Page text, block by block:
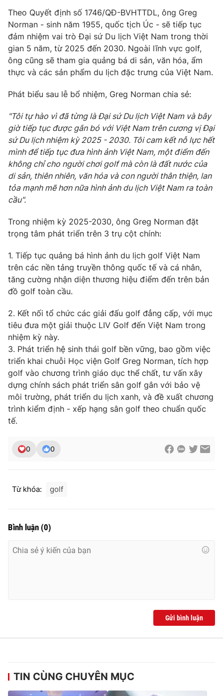
Theo Quyết định số 1746/QĐ-BVHTTDL, ông Greg
Norman - sinh năm 1955, quốc tịch Úc - sẽ tiếp tục
đảm nhiệm vai trò Đại sứ Du lịch Việt Nam trong thời
gian 5 năm, từ 2025 đến 2030. Ngoài lĩnh vực golf,
ông cũng sẽ tham gia quảng bá di sản, văn hóa, ẩm
thực và các sản phẩm du lịch đặc trưng của Việt Nam.
Phát biểu sau lễ bổ nhiệm, Greg Norman chia sẻ:
"Tôi tự hào vì đã từng là Đại sứ Du lịch Việt Nam và bây
giờ tiếp tục được gắn bó với Việt Nam trên cương vị Đại
sứ Du lịch nhiệm kỳ 2025 - 2030. Tôi cam kết nỗ lực hết
mình để tiếp tục đưa hình ảnh Việt Nam, một điểm đến
không chỉ cho người chơi golf mà còn là đất nước của
di sản, thiên nhiên, văn hóa và con người thân thiện, lan
tỏa mạnh mẽ hơn nữa hình ảnh du lịch Việt Nam ra toàn
cầu".
Trong nhiệm kỳ 2025-2030, ông Greg Norman đặt
trọng tâm phát triển trên 3 trụ cột chính:
1. Tiếp tục quảng bá hình ảnh du lịch golf Việt Nam
trên các nền tảng truyền thông quốc tế và cá nhân,
tăng cường nhận diện thương hiệu điểm đến trên bản
đồ golf toàn cầu.
2. Kết nối tổ chức các giải đấu golf đẳng cấp, với mục
tiêu đưa một giải thuộc LIV Golf đến Việt Nam trong
nhiệm kỳ này.
3. Phát triển hệ sinh thái golf bền vững, bao gồm việc
triển khai chuỗi Học viện Golf Greg Norman, tích hợp
golf vào chương trình giáo dục thể chất, tư vấn xây
dựng chính sách phát triển sân golf gắn với bảo vệ
môi trường, phát triển du lịch xanh, và đề xuất chương
trình kiểm định - xếp hạng sân golf theo chuẩn quốc
tế.
0 0
Từ khóa: golf
Bình luận (0)
Gửi bình luận
TIN CÙNG CHUYÊN MỤC